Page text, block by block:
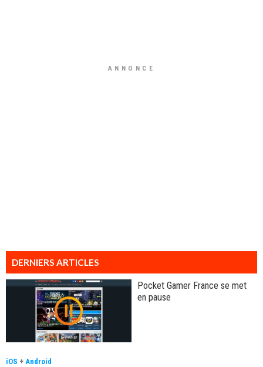
ANNONCE
DERNIERS ARTICLES
Pocket Gamer France se met
en pause
iOS + Android